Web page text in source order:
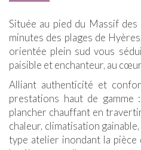
Située au pied du Massif
minutes des plages de
orientée plein sud vous
paisible et enchanteur, au
Alliant authenticité et
prestations haut de gamme
plancher chauffant en
chaleur, climatisation
type atelier inondant la pièce